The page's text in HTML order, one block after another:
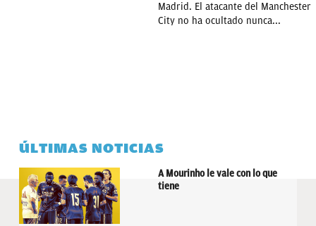
Madrid. El atacante del Manchester
City no ha ocultado nunca...
ÚLTIMAS NOTICIAS
A Mourinho le vale con lo que
tiene